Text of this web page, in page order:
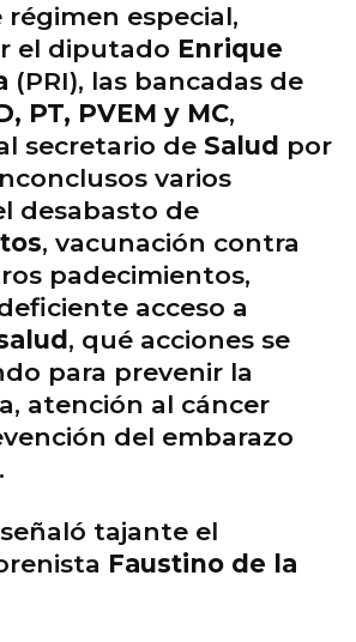
régimen especial,
el diputado Enrique
(PRI), las bancadas de
PT, PVEM y MC,
secretario de Salud por
varios
desabasto de
, vacunación contra
padecimientos,
acceso a
, qué acciones se
para prevenir la
atención al cáncer
del embarazo
tajante el
Faustino de la